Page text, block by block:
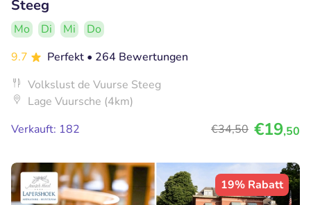
Steeg
Mo Di Mi
Do
9.7
Perfekt • 264 Bewertungen
Volkslust de Vuurse Steeg
Lage Vuursche (4km)
Verkauft: 182
€34,50 €19,50
19% Rabatt